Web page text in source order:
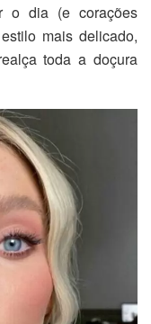
o dia (e corações
mais delicado,
toda a doçura